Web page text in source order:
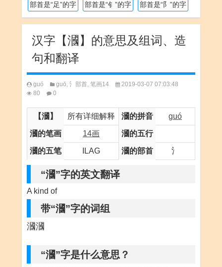
部首是“足”的字
部首是“钅”的字 部首是“阝”的字
汉字【漍】的意思及组词、造
句和翻译
guó guō, 氵部首, 笔画14
2019-03-07 07:03:48
80
0
【漍】 所有详细解释 漍的拼音 guó
漍的笔画 14画 漍的五行
漍的五笔 ILAG 漍的部首 氵
“漍”字的英文翻译
A kind of
带“漍”字的词组
漍漍
“漍”字是什么意思？